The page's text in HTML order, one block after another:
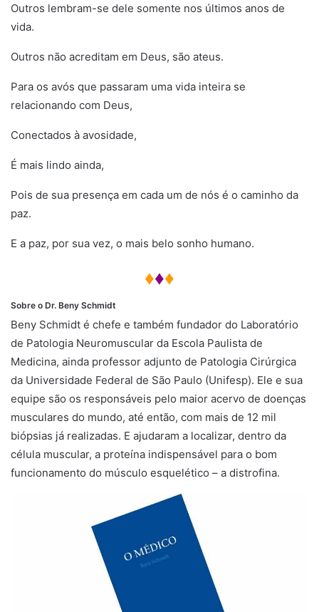
Outros lembram-se dele somente nos últimos anos de
vida.
Outros não acreditam em Deus, são ateus.
Para os avós que passaram uma vida inteira se
relacionando com Deus,
Conectados à avosidade,
É mais lindo ainda,
Pois de sua presença em cada um de nós é o caminho da
paz.
E a paz, por sua vez, o mais belo sonho humano.
♦♦♦
Sobre o Dr. Beny Schmidt
Beny Schmidt é chefe e também fundador do Laboratório
de Patologia Neuromuscular da Escola Paulista de
Medicina, ainda professor adjunto de Patologia Cirúrgica
da Universidade Federal de São Paulo (Unifesp). Ele e sua
equipe são os responsáveis pelo maior acervo de doenças
musculares do mundo, até então, com mais de 12 mil
biópsias já realizadas. E ajudaram a localizar, dentro da
célula muscular, a proteína indispensável para o bom
funcionamento do músculo esquelético – a distrofina.